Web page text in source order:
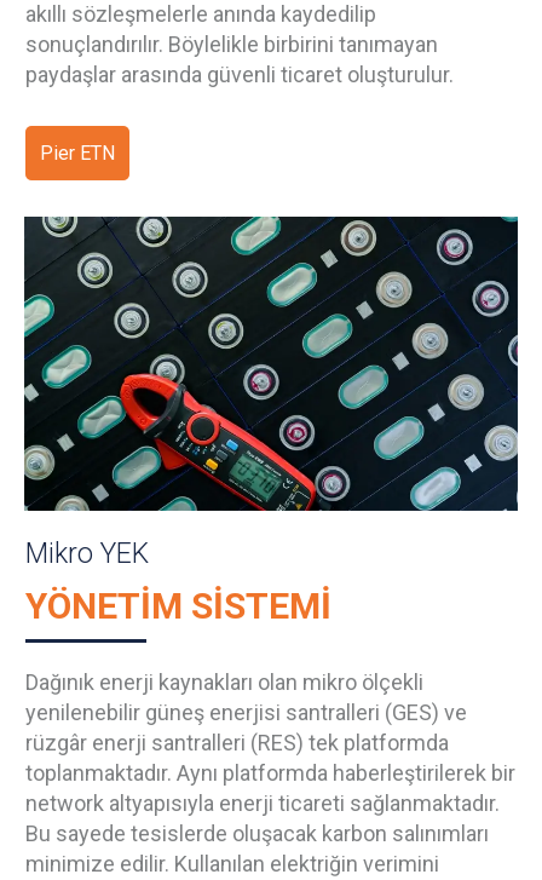
akıllı sözleşmelerle anında kaydedilip
sonuçlandırılır. Böylelikle birbirini tanımayan
paydaşlar arasında güvenli ticaret oluşturulur.
Pier ETN
Mikro YEK
YÖNETİM SİSTEMİ
Dağınık enerji kaynakları olan mikro ölçekli
yenilenebilir güneş enerjisi santralleri (GES) ve
rüzgâr enerji santralleri (RES) tek platformda
toplanmaktadır. Aynı platformda haberleştirilerek bir
network altyapısıyla enerji ticareti sağlanmaktadır.
Bu sayede tesislerde oluşacak karbon salınımları
minimize edilir. Kullanılan elektriğin verimini